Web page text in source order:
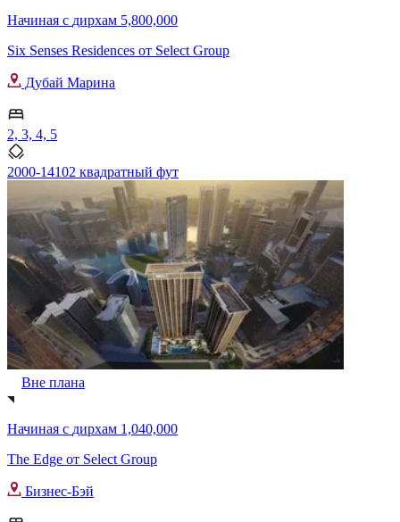
Начиная с дирхам 5,800,000
Six Senses Residences от Select Group
Дубай Марина
2, 3, 4, 5
2000-14102 квадратный фут
Вне плана
Начиная с дирхам 1,040,000
The Edge от Select Group
Бизнес-Бэй